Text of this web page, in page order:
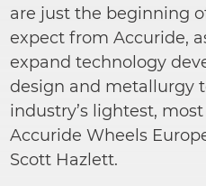
are just the beginning
expect from Accuride,
expand technology
design and metallurgy
industry’s lightest,
Accuride Wheels
Scott Hazlett.